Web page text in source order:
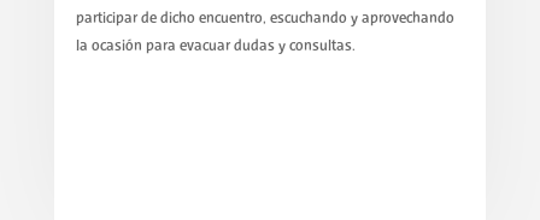
participar de dicho encuentro, escuchando y aprovechando
la ocasión para evacuar dudas y consultas.